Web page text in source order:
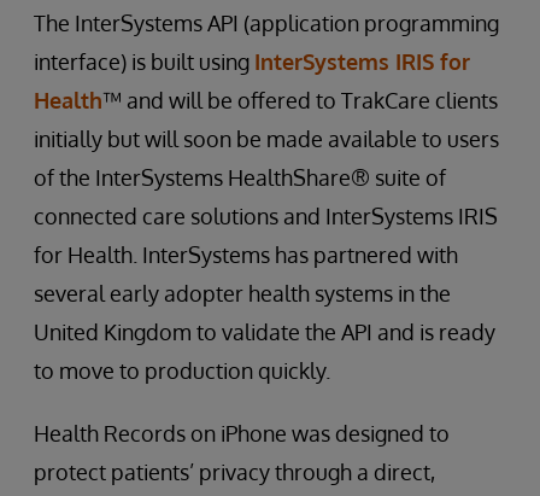
The InterSystems API (application programming
interface) is built using InterSystems IRIS for
Health™ and will be offered to TrakCare clients
initially but will soon be made available to users
of the InterSystems HealthShare® suite of
connected care solutions and InterSystems IRIS
for Health. InterSystems has partnered with
several early adopter health systems in the
United Kingdom to validate the API and is ready
to move to production quickly.
Health Records on iPhone was designed to
protect patients’ privacy through a direct,